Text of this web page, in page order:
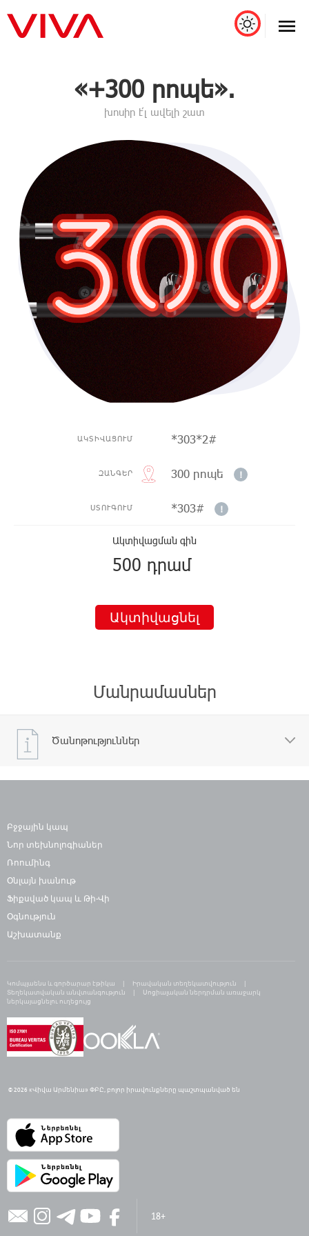
«+300 րոպե».
խոսիր է՛լ ավելի շատ
ԱԿՏԻՎԱՑՈՒՄ *303*2#
ԶԱՆԳԵՐ 300 րոպե !
ՍՏՈՒԳՈՒՄ *303# !
Ակտիվացման գին
500 դրամ
Ակտիվացնել
Մանրամասներ
Ծանոթություններ
Բջջային կապ
Նոր տեխնոլոգիաներ
Ռոումինգ
Օնլայն խանութ
Ֆիքսված կապ և Թի-Վի
Օգնություն
Աշխատանք
Կոմպլաենս և գործարար էթիկա
Իրավական տեղեկատվություն
Տեղեկատվական անվտանգություն
Սոցիալական ներդրման առաջարկ
ներկայացնելու ուղեցույց
© 2026 «Վիվա Արմենիա» ՓԲԸ, բոլոր իրավունքները պաշտպանված են
18+